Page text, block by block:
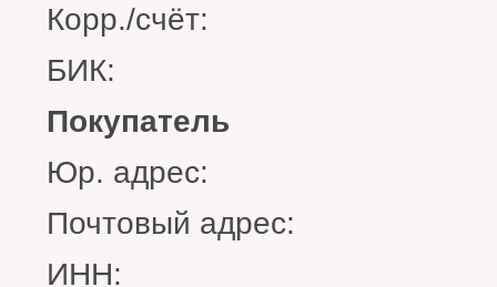
Корр./счёт:
БИК:
Покупатель
Юр. адрес:
Почтовый адрес:
ИНН: